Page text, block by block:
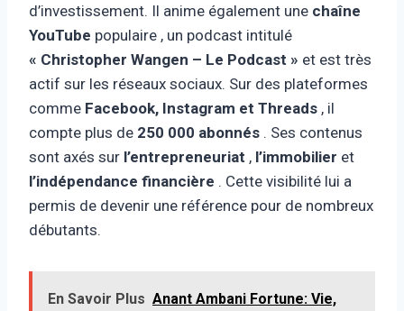
d’investissement. Il anime également une chaîne
YouTube populaire , un podcast intitulé
« Christopher Wangen – Le Podcast » et est très
actif sur les réseaux sociaux. Sur des plateformes
comme Facebook, Instagram et Threads , il
compte plus de 250 000 abonnés . Ses contenus
sont axés sur l’entrepreneuriat , l’immobilier et
l’indépendance financière . Cette visibilité lui a
permis de devenir une référence pour de nombreux
débutants.
En Savoir Plus Anant Ambani Fortune: Vie,